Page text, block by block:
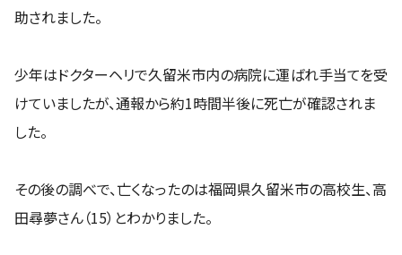
助されました。
少年はドクターヘリで久留米市内の病院に運ばれ手当てを受
けていましたが、通報から約1時間半後に死亡が確認されま
した。
その後の調べで、亡くなったのは福岡県久留米市の高校生、高
田尋夢さん（15）とわかりました。